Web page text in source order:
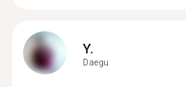
Y.
Daegu